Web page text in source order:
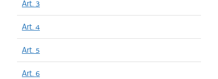
Art. 3
Art. 4
Art. 5
Art. 6